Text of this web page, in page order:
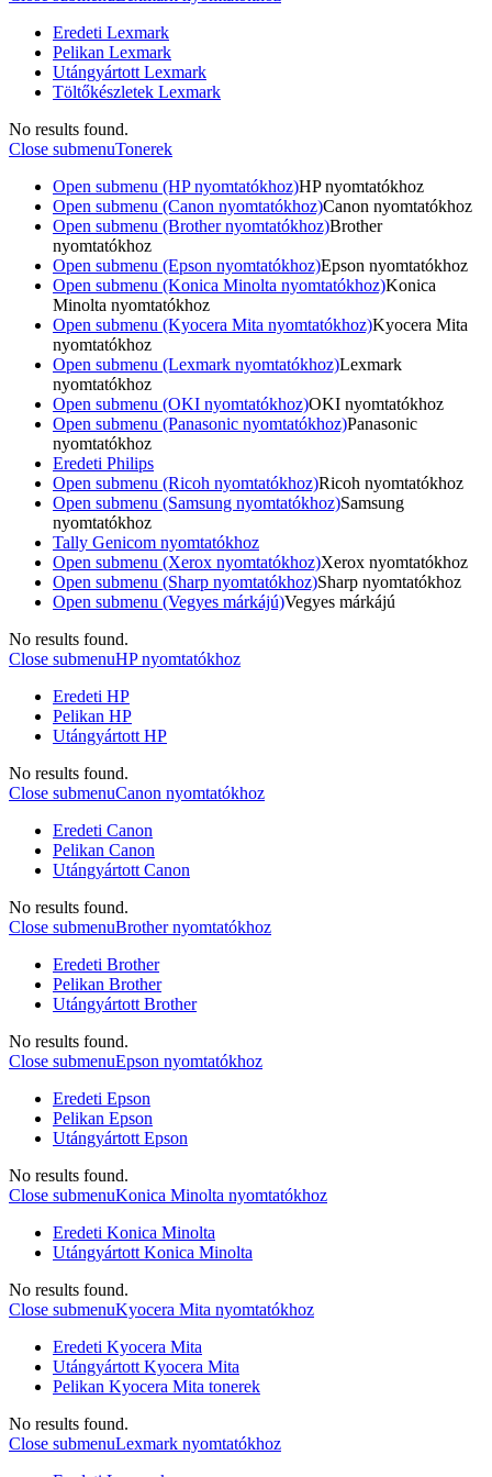
Eredeti Lexmark
Pelikan Lexmark
Utángyártott Lexmark
Töltőkészletek Lexmark
No results found.
Close submenuTonerek
Open submenu (HP nyomtatókhoz)HP nyomtatókhoz
Open submenu (Canon nyomtatókhoz)Canon nyomtatókhoz
Open submenu (Brother nyomtatókhoz)Brother
nyomtatókhoz
Open submenu (Epson nyomtatókhoz)Epson nyomtatókhoz
Open submenu (Konica Minolta nyomtatókhoz)Konica
Minolta nyomtatókhoz
Open submenu (Kyocera Mita nyomtatókhoz)Kyocera Mita
nyomtatókhoz
Open submenu (Lexmark nyomtatókhoz)Lexmark
nyomtatókhoz
Open submenu (OKI nyomtatókhoz)OKI nyomtatókhoz
Open submenu (Panasonic nyomtatókhoz)Panasonic
nyomtatókhoz
Eredeti Philips
Open submenu (Ricoh nyomtatókhoz)Ricoh nyomtatókhoz
Open submenu (Samsung nyomtatókhoz)Samsung
nyomtatókhoz
Tally Genicom nyomtatókhoz
Open submenu (Xerox nyomtatókhoz)Xerox nyomtatókhoz
Open submenu (Sharp nyomtatókhoz)Sharp nyomtatókhoz
Open submenu (Vegyes márkájú)Vegyes márkájú
No results found.
Close submenuHP nyomtatókhoz
Eredeti HP
Pelikan HP
Utángyártott HP
No results found.
Close submenuCanon nyomtatókhoz
Eredeti Canon
Pelikan Canon
Utángyártott Canon
No results found.
Close submenuBrother nyomtatókhoz
Eredeti Brother
Pelikan Brother
Utángyártott Brother
No results found.
Close submenuEpson nyomtatókhoz
Eredeti Epson
Pelikan Epson
Utángyártott Epson
No results found.
Close submenuKonica Minolta nyomtatókhoz
Eredeti Konica Minolta
Utángyártott Konica Minolta
No results found.
Close submenuKyocera Mita nyomtatókhoz
Eredeti Kyocera Mita
Utángyártott Kyocera Mita
Pelikan Kyocera Mita tonerek
No results found.
Close submenuLexmark nyomtatókhoz